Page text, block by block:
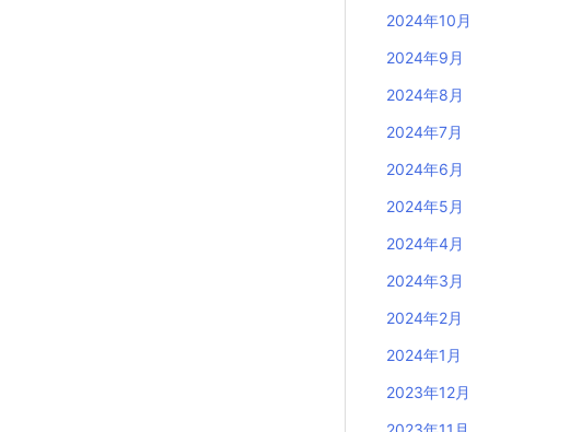
2024年10月
2024年9月
2024年8月
2024年7月
2024年6月
2024年5月
2024年4月
2024年3月
2024年2月
2024年1月
2023年12月